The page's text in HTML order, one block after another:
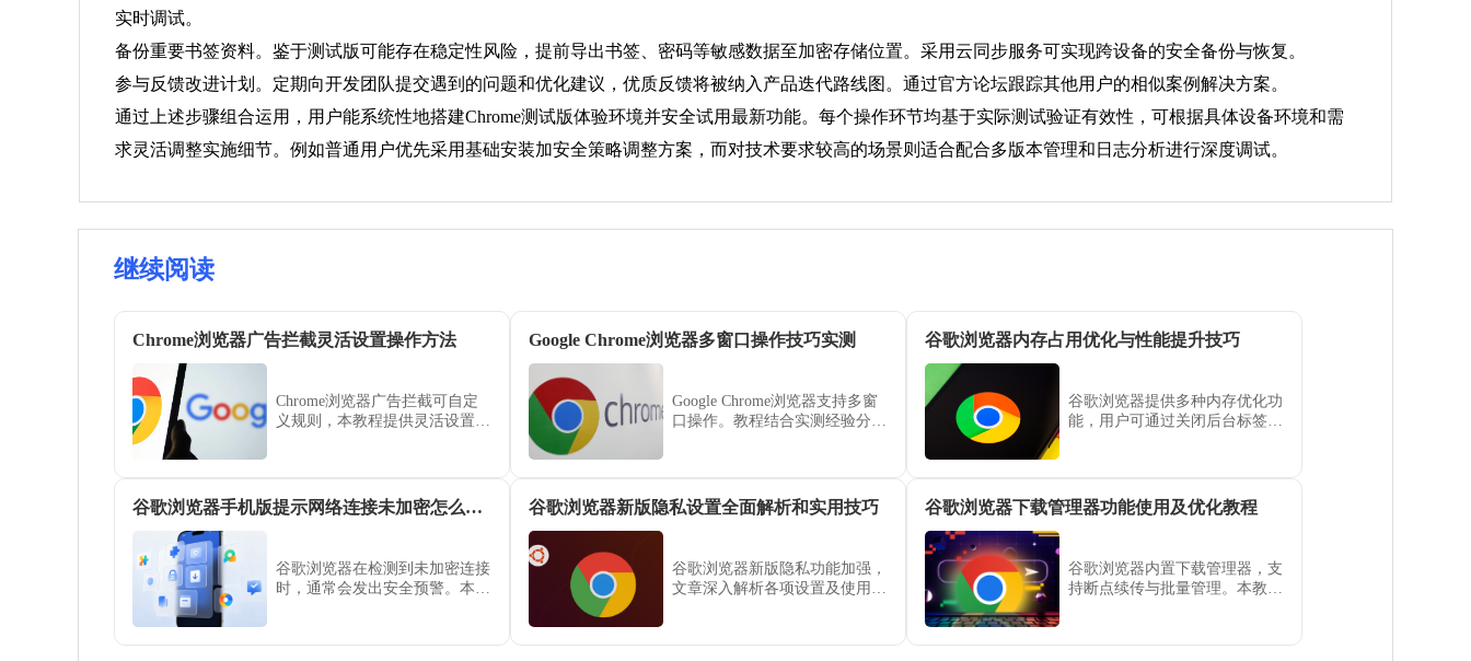
实时调试。
备份重要书签资料。鉴于测试版可能存在稳定性风险，提前导出书签、密码等敏感数据至加密存储位置。采用云同步服务可实现跨设备的安全备份与恢复。
参与反馈改进计划。定期向开发团队提交遇到的问题和优化建议，优质反馈将被纳入产品迭代路线图。通过官方论坛跟踪其他用户的相似案例解决方案。
通过上述步骤组合运用，用户能系统性地搭建Chrome测试版体验环境并安全试用最新功能。每个操作环节均基于实际测试验证有效性，可根据具体设备环境和需
求灵活调整实施细节。例如普通用户优先采用基础安装加安全策略调整方案，而对技术要求较高的场景则适合配合多版本管理和日志分析进行深度调试。
继续阅读
Chrome浏览器广告拦截灵活设置操作方法
Chrome浏览器广告拦截可自定
义规则，本教程提供灵活设置方
Google Chrome浏览器多窗口操作技巧实测
Google Chrome浏览器支持多窗
口操作。教程结合实测经验分享
谷歌浏览器内存占用优化与性能提升技巧
谷歌浏览器提供多种内存优化功
能，用户可通过关闭后台标签、
谷歌浏览器手机版提示网络连接未加密怎么强制看
谷歌浏览器在检测到未加密连接
时，通常会发出安全预警。本文
谷歌浏览器新版隐私设置全面解析和实用技巧
谷歌浏览器新版隐私功能加强，
文章深入解析各项设置及使用技
谷歌浏览器下载管理器功能使用及优化教程
谷歌浏览器内置下载管理器，支
持断点续传与批量管理。本教程